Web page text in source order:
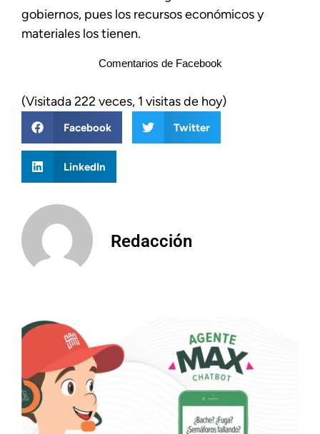
gobiernos, pues los recursos económicos y
materiales los tienen.
Comentarios de Facebook
(Visitada 222 veces, 1 visitas de hoy)
Facebook Twitter
LinkedIn
Redacción